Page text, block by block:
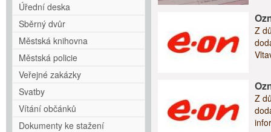
Úřední deska
Sběrný dvůr
Městská knihovna
Městská policie
Veřejné zakázky
Svatby
Vítání občánků
Dokumenty ke stažení
Z
Z